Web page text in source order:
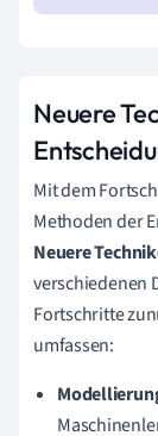
Neuere
Mit dem
Methoden der
Neuere
verschiedenen
Fortschritte
umfassen: